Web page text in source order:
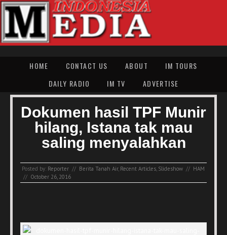
HOME CONTACT US ABOUT
IM TOURS
DAILY RADIO
IM TV ADVERTISE
Dokumen hasil TPF Munir
hilang, Istana tak mau
saling menyalahkan
Posted by: Reporter // Berita Tanah Air, Recent Articles Slideshow // HAM
// October 26, 2016